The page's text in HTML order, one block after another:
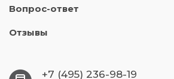
Вопрос-ответ
Отзывы
+7 (495) 236-98-19